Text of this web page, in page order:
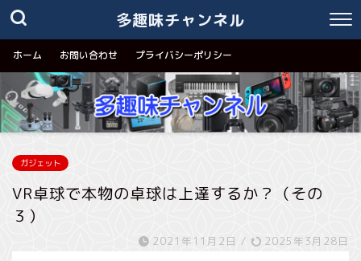
多趣味チャンネル
ホーム お問い合わせ プライバシーポリシー
ガジェット
VR卓球で本物の卓球は上達するか？（その
３）
2021年11月2日 / 2025年3月28日